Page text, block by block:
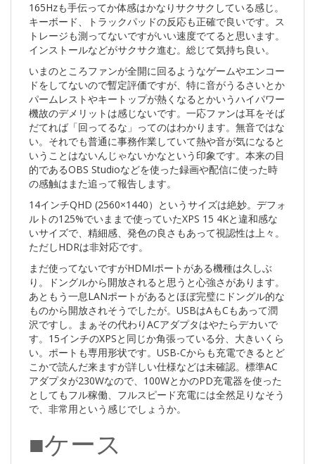
165Hzも手伝ってか体感はかなりサクサクしている感じ。
キーボード、トラックパッドの反応も正確で良いです。ス
トレージも測ってないですがいい速度でてると思います。
インストールなどがサクサク進む。総じて気持ち良い。
いまのところファンが全開に回るようなゲームやエンコー
ドをしてないので暫定評価ですが、特に音がうるさいとか
パームレストやキートップが熱くなるとかいうハイパワー
機故のデメリットは感じないです。一応ファンは耳をそば
だてれば「回ってるな」ってのはわかります。無音ではな
い。それでも普通に事務作業していて熱や音が気になると
いうことはないんじゃないかなという印象です。本来の目
的であるOBS Studioなどを使った録画や配信に使った時
の感触はまた追って報告します。
14インチQHD (2560×1440）というサイズは絶妙。デフォ
ルトの125%でいままで使っていたXPS 15 4Kと違和感な
いサイズで、精細感、発色の良さもあって視認性は上々。
ただしHDRは非対応です。
まだ使ってないですがHDMIポートがある機種は久しぶ
り。ドングルから開放されると思うと心強さがあります。
あともう一息LANポートがあるとほぼ完璧にドングル的な
ものから開放されそうでしたが。USBはAもCもあって潤
沢ですし。まぁその代わりACアダプタはやたらデカいで
す。15インチのXPSと同じか角張っている分、大きいくら
い。ポートも専用形状です。USB-Cからも充電できるとど
こかで読んだ来ますが詳しい仕様などは未確認。標準AC
アダプタが230Wなので、100WとかのPD充電器を使った
としてもフル稼働、フルスピード充電には全然足りなそう
で、非常用という感じでしょうか。
■ケース